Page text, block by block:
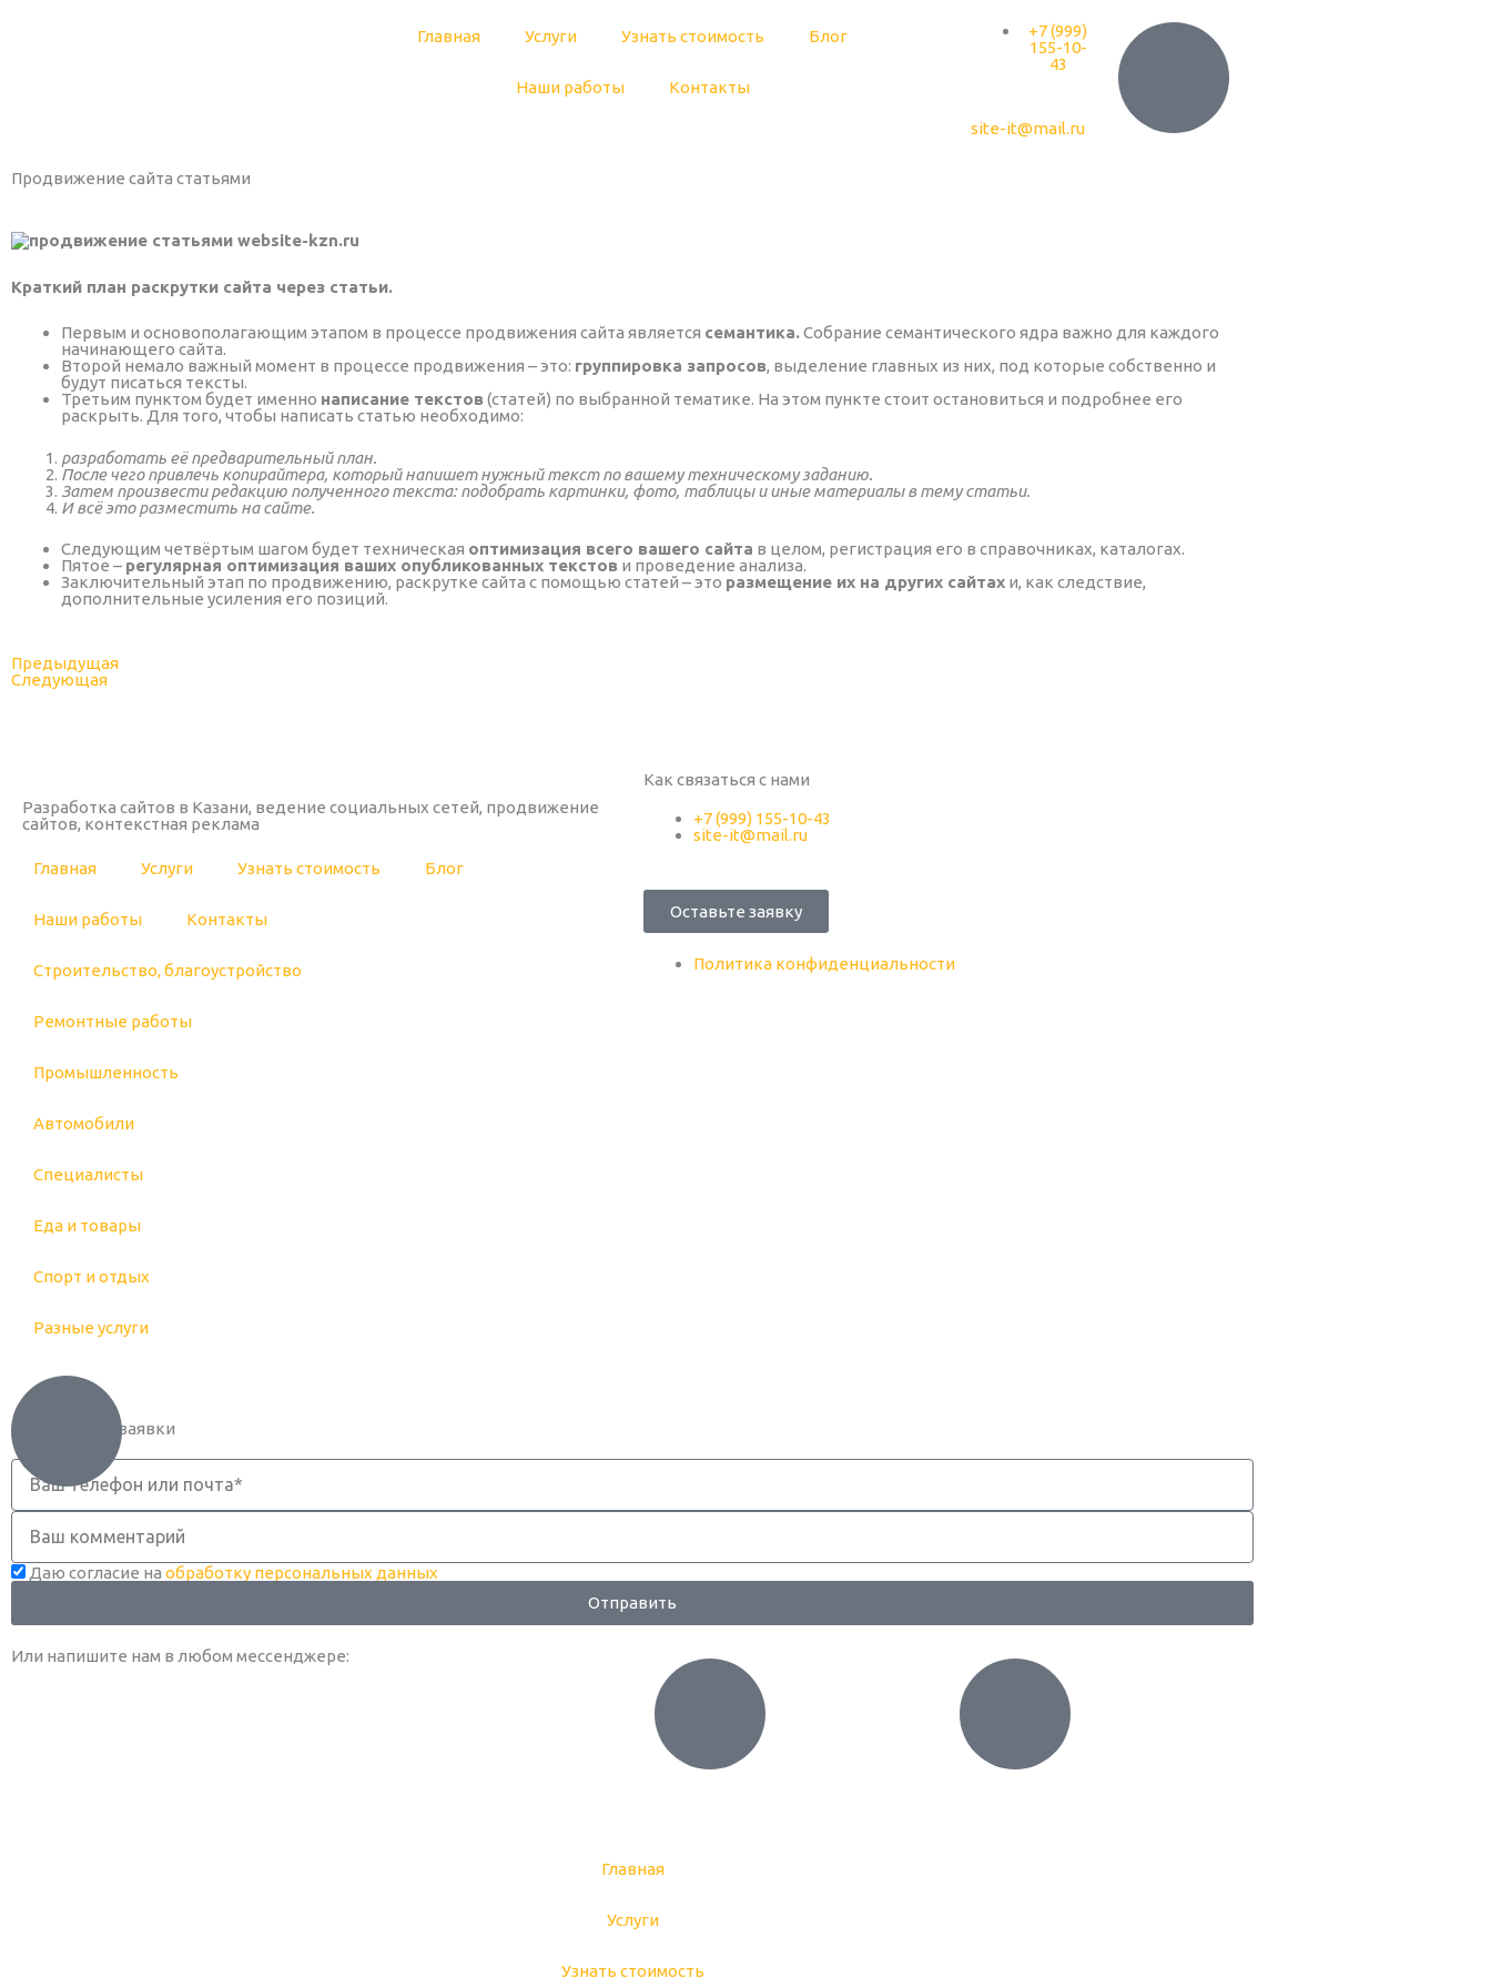
Главная Услуги Узнать стоимость Блог
Наши работы Контакты
+7 (999)
155-10-
43
site-it@mail.ru
Продвижение сайта статьями
Краткий план раскрутки сайта через статьи.
Первым и основополагающим этапом в процессе продвижения сайта является семантика.Собрание семантического ядра важно для каждого
начинающего сайта.
Второй немало важный момент в процессе продвижения – это: группировка запросов, выделение главных из них, под которые собственно и
будут писаться тексты.
Третьим пунктом будет именно написание текстов(статей) по выбранной тематике. На этом пункте стоит остановиться и подробнее его
раскрыть. Для того, чтобы написать статью необходимо:
разработать её предварительный план.
После чего привлечь копирайтера, который напишет нужный текст по вашему техническому заданию.
Затем произвести редакцию полученного текста: подобрать картинки, фото, таблицы и иные материалы в тему статьи.
И всё это разместить на сайте.
Следующим четвёртым шагом будет техническая оптимизация всего вашего сайта в целом, регистрация его в справочниках, каталогах.
Пятое – регулярная оптимизация ваших опубликованных текстов и проведение анализа.
Заключительный этап по продвижению, раскрутке сайта с помощью статей – это размещение их на других сайтах и, как следствие,
дополнительные усиления его позиций.
Prev
Предыдущая
Следующая
Next
Разработка сайтов в Казани, ведение социальных сетей, продвижение
сайтов, контекстная реклама
Главная Услуги Узнать стоимость Блог
Наши работы Контакты
Строительство, благоустройство
Ремонтные работы
Промышленность
Автомобили
Специалисты
Еда и товары
Спорт и отдых
Разные услуги
Как связаться с нами
+7 (999) 155-10-43
site-it@mail.ru
Оставьте заявку
Политика конфиденциальности
Оформление заявки
Телефон
Комментарий
Даю согласие на обработку персональных данных
Отправить
Или напишите нам в любом месcенджере:
Главная
Услуги
Узнать стоимость